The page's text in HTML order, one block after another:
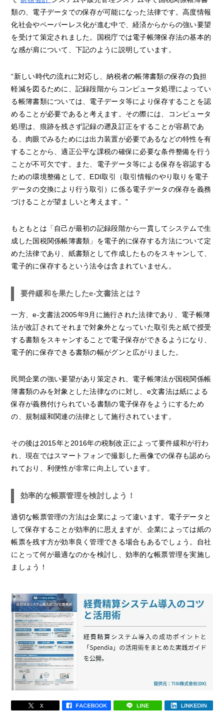
類の、電子データでの保存が可能になった法律です。高度情報
化社会やペーパーレス化が進む中で、経済からからの強い要望
を受けて策定されました。国税庁では電子帳簿保存法の基本的
な感が肩について、下記のように説明しています。
“新しい時代の流れに対応し、納税者の帳簿書類の保存の負担
軽減を図るために、記録段階からコンピュータ処理によってい
る帳簿書類については、電子データ等により保存することを認
めることが必要であると考えます。その際には、コンピュータ
処理は、痕跡を残さず記録の遡及訂正をすることが容易であ
る、肉眼でみるためには出力装置が必要であるなどの特性を有
することから、適正公平な課税の確保に必要な条件整備を行う
ことが不可欠です。また、電子データ等による保存を容認する
ための環境整備として、EDI取引（取引情報のやり取りを電子
データの交換により行う取引）に係る電子データの保存を義務
づけることが望ましいと考えます。”
もともとは「自己が最初の記録段階から一貫してシステムで生
成した国税関係帳簿書類」を電子的に保存する方法について定
めた法律であり、紙書類として作成したものをスキャンして、
電子的に保存するという法令は含まれていません。
要件緩和を果たしたe-文書法とは？
一方、e-文書法2005年9月に施行された法律であり、電子帳簿
法が改訂されてそれまで対象外となっていた取引先と紙で授受
する書類をスキャンすることで電子保存ができるようになり、
電子的に保存できる書類の幅がグンと広がりました。
民間企業の強い要望があり策定され、電子帳簿法が国税関係帳
簿書類のみを対象とした法律なのに対し、e文書法は紙による
保存が義務付けられている書類の電子保存をようにするため
の、規制緩和関連の法律として施行されています。
その後は2015年と2016年の税制改正によって要件緩和が行わ
れ、現在ではスマートフォンで撮影した画像での保存も認めら
れており、利便性が非常に向上しています。
効率的な帳票管理を検討しよう！
適切な帳票管理の方法は企業によって違います。電子データと
して保存することが効率的に思えますが、企業によっては紙の
帳票を残す方が効率良く管理できる場合もあるでしょう。自社
にとって何が最適なのかを検討し、効率的な帳票管理を実施し
ましょう！